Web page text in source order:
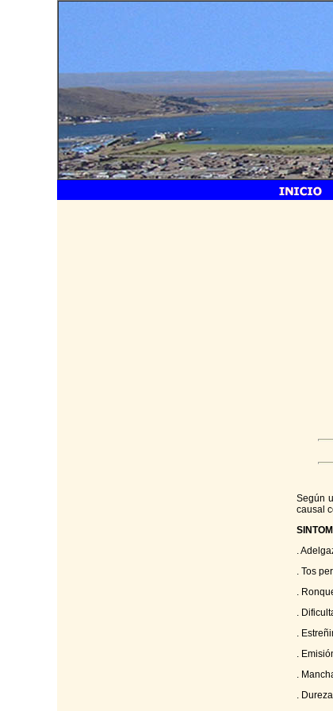
Según
causal
.
. Tos
.
.
.
.
.
.